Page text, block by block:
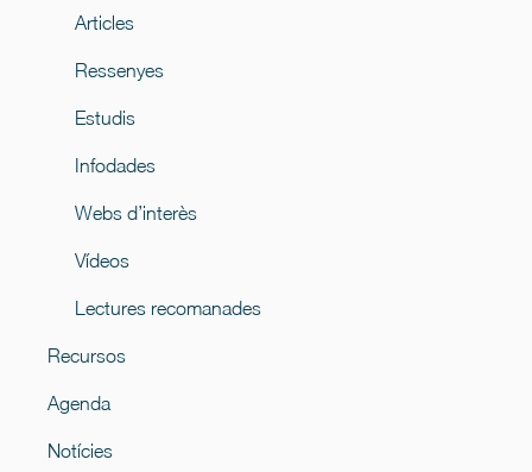
Articles
Ressenyes
Estudis
Infodades
Webs d’interès
Vídeos
Lectures recomanades
Recursos
Agenda
Notícies